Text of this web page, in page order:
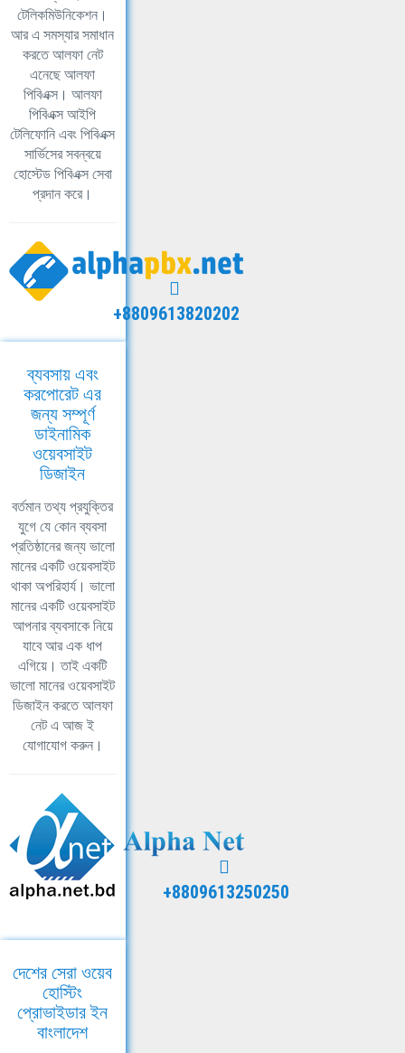
টেলিকমিউনিকেশন।
আর এ সমস্যার সমাধান
করতে আলফা নেট
এনেছে আলফা
পিবিএক্স। আলফা
পিবিএক্স আইপি
টেলিফোনি এবং পিবিএক্স
সার্ভিসের সবন্বয়ে
হোস্টেড পিবিএক্স সেবা
প্রদান করে।
+8809613820202
ব্যবসায় এবং
করপোরেট এর
জন্য সম্পূর্ণ
ডাইনামিক
ওয়েবসাইট
ডিজাইন
বর্তমান তথ্য প্রযুক্তির
যুগে যে কোন ব্যবসা
প্রতিষ্ঠানের জন্য ভালো
মানের একটি ওয়েবসাইট
থাকা অপরিহার্য। ভালো
মানের একটি ওয়েবসাইট
আপনার ব্যবসাকে নিয়ে
যাবে আর এক ধাপ
এগিয়ে। তাই একটি
ভালো মানের ওয়েবসাইট
ডিজাইন করতে আলফা
নেট এ আজ ই
যোগাযোগ করুন।
+8809613250250
দেশের সেরা ওয়েব
হোস্টিং
প্রোভাইডার ইন
বাংলাদেশ